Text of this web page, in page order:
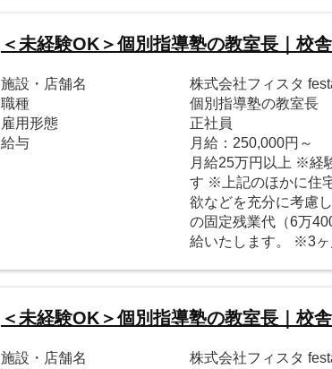
＜未経験OK＞個別指導塾の教室長｜校
施設・店舗名
株式会社フィスタ
職種
個別指導塾の教室長
雇用形態
正社員
給与
月給：250,000円～
月給25万円以上 ※経
す ※上記のほかに住
欲などを充分に考慮
の固定残業代（6万
給いたします。 ※3ヶ
＜未経験OK＞個別指導塾の教室長｜校
施設・店舗名
株式会社フィスタ